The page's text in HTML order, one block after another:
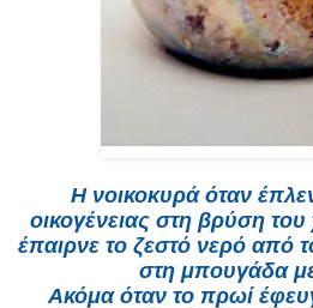
Η νοικοκυρά όταν
οικογένειας στη βρύση
έπαιρνε το ζεστό νερό από
στη μπουγάδα
Ακόμα όταν το πρωί